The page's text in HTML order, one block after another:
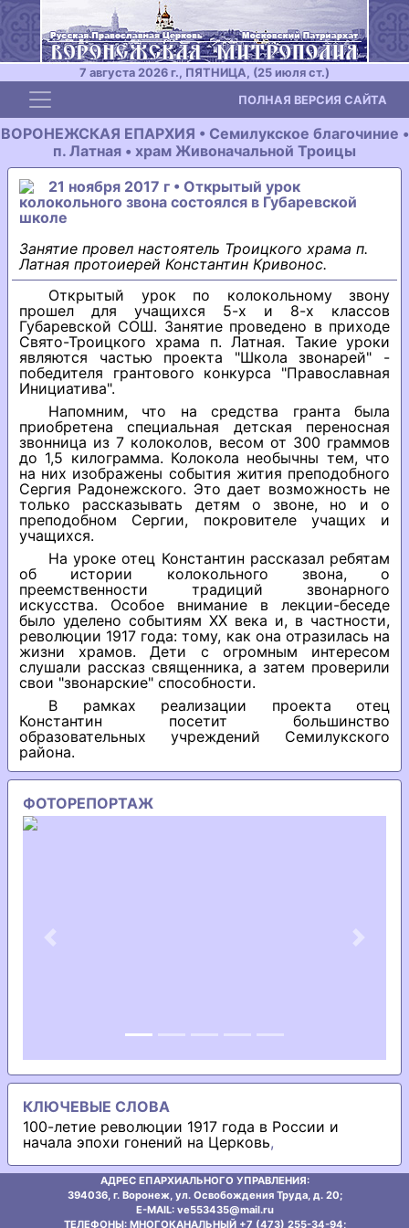
7 августа 2026 г., ПЯТНИЦА, (25 июля ст.)
Toggle navigation ПОЛНАЯ ВЕРСИЯ САЙТА
ВОРОНЕЖСКАЯ ЕПАРХИЯ • Семилукское благочиние •
п. Латная • храм Живоначальной Троицы
21 ноября 2017 г • Открытый урок
колокольного звона состоялся в Губаревской
школе
Занятие провел настоятель Троицкого храма п.
Латная протоиерей Константин Кривонос.
Открытый урок по колокольному звону
прошел для учащихся 5-х и 8-х классов
Губаревской СОШ. Занятие проведено в приходе
Свято-Троицкого храма п. Латная. Такие уроки
являются частью проекта "Школа звонарей" -
победителя грантового конкурса "Православная
Инициатива".
Напомним, что на средства гранта была
приобретена специальная детская переносная
звонница из 7 колоколов, весом от 300 граммов
до 1,5 килограмма. Колокола необычны тем, что
на них изображены события жития преподобного
Сергия Радонежского. Это дает возможность не
только рассказывать детям о звоне, но и о
преподобном Сергии, покровителе учащих и
учащихся.
На уроке отец Константин рассказал ребятам
об истории колокольного звона, о
преемственности традиций звонарного
искусства. Особое внимание в лекции-беседе
было уделено событиям XX века и, в частности,
революции 1917 года: тому, как она отразилась на
жизни храмов. Дети с огромным интересом
слушали рассказ священника, а затем проверили
свои "звонарские" способности.
В рамках реализации проекта отец
Константин посетит большинство
образовательных учреждений Семилукского
района.
ФОТОРЕПОРТАЖ
Previous Next
КЛЮЧЕВЫЕ СЛОВА
100-летие революции 1917 года в России и
начала эпохи гонений на Церковь,
АДРЕС ЕПАРХИАЛЬНОГО УПРАВЛЕНИЯ:
394036, г. Воронеж, ул. Освобождения Труда, д. 20;
E-MAIL: ve553435@mаil.ru
ТЕЛЕФОНЫ: МНОГОКАНАЛЬНЫЙ +7 (473) 255-34-94;